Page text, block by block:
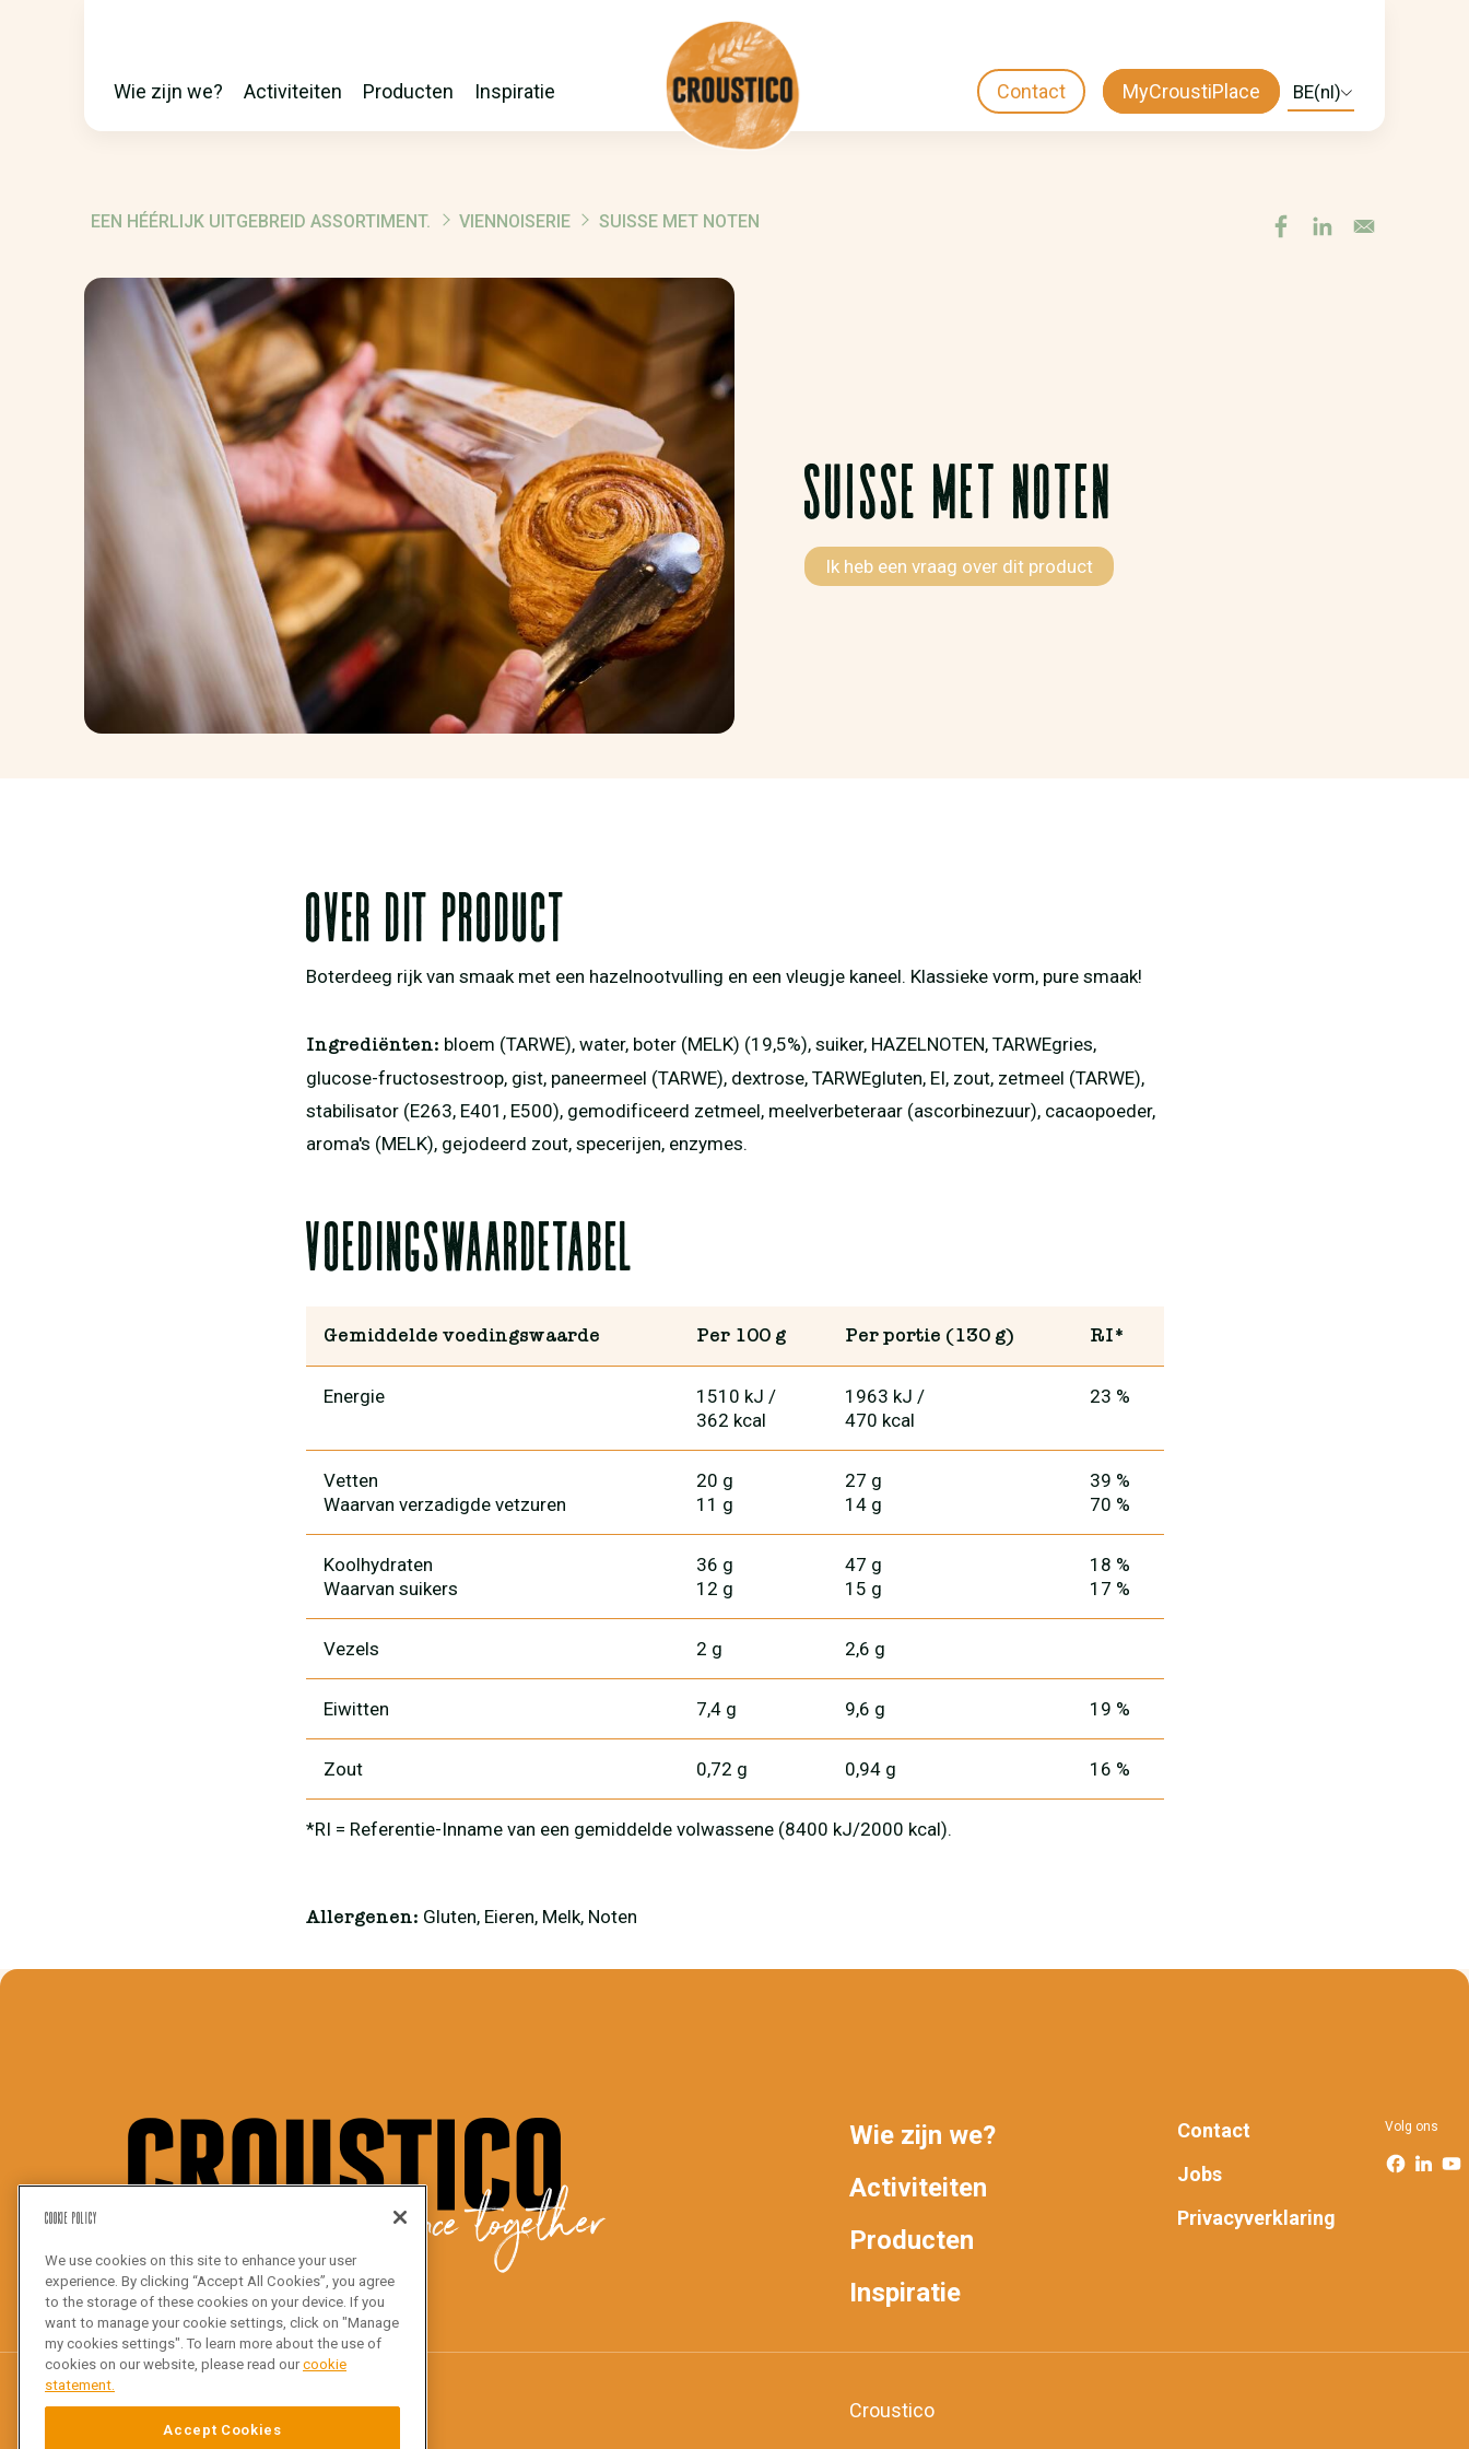
MAIN
NAVIGATION
Wie zijn we? Activiteiten Producten Inspiratie
CTA
Contact MyCroustiPlace
Select
BREADCRUMB
EEN HÉÉRLIJK UITGEBREID ASSORTIMENT. VIENNOISERIE SUISSE MET NOTEN
SUISSE MET NOTEN
Ik heb een vraag over dit product
Over dit product
Boterdeeg rijk van smaak met een hazelnootvulling en een vleugje kaneel. Klassieke vorm, pure smaak!
Ingrediënten: bloem (TARWE), water, boter (MELK) (19,5%), suiker, HAZELNOTEN, TARWEgries,
glucose-fructosestroop, gist, paneermeel (TARWE), dextrose, TARWEgluten, EI, zout, zetmeel (TARWE),
stabilisator (E263, E401, E500), gemodificeerd zetmeel, meelverbeteraar (ascorbinezuur), cacaopoeder,
aroma's (MELK), gejodeerd zout, specerijen, enzymes.
Voedingswaardetabel
Gemiddelde voedingswaarde Per 100 g Per portie (130 g) RI*
Energie 1510 kJ /
362 kcal
1963 kJ /
470 kcal
23 %
Vetten 20 g 27 g
39 %
Waarvan verzadigde vetzuren
11 g 14 g 70 %
Koolhydraten 36 g 47 g
18 %
Waarvan suikers
12 g 15 g 17 %
Vezels 2 g 2,6 g
Eiwitten 7,4 g 9,6 g 19 %
Zout 0,72 g 0,94 g 16 %
*RI = Referentie-Inname van een gemiddelde volwassene (8400 kJ/2000 kcal).
Allergenen: Gluten, Eieren, Melk, Noten
We bake the difference together
MAIN
NAV
Wie zijn we?
Activiteiten
Producten
Inspiratie
FOOTER
Contact
Jobs
Privacyverklaring
Volg ons
Croustico
Cookie Policy
We use cookies on this site to enhance your user
experience. By clicking “Accept All Cookies”, you agree
to the storage of these cookies on your device. If you
want to manage your cookie settings, click on "Manage
my cookies settings". To learn more about the use of
cookies on our website, please read ourcookie
statement.
Accept Cookies